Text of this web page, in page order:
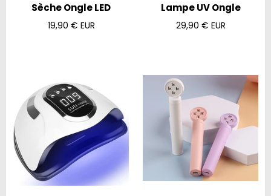
Sèche Ongle LED
Prix
19,90 € EUR
Lampe UV Ongle
Prix
29,90 € EUR